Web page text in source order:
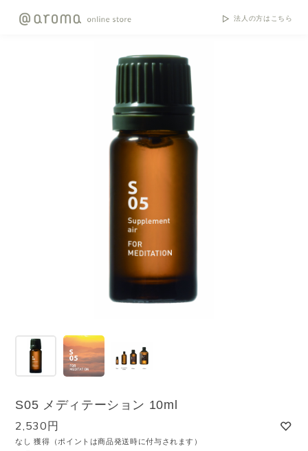
法人の方はこちら
S05 メディテーション 10ml
2,530円
なし 獲得（ポイントは商品発送時に付与されます）